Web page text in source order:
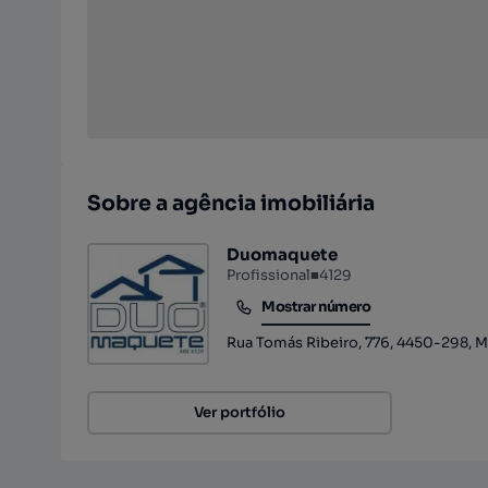
Sobre a agência imobiliária
Duomaquete
Profissional■4129
Mostrar número
Mostrar número
Rua Tomás Ribeiro, 776, 4450-298,
Ver portfólio